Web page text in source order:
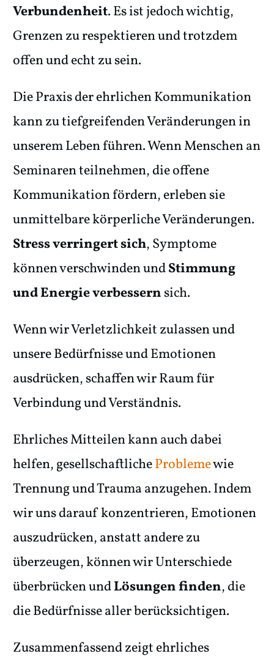
Verbundenheit. Es ist jedoch wichtig,
Grenzen zu respektieren und trotzdem
offen und echt zu sein.
Die Praxis der ehrlichen Kommunikation
kann zu tiefgreifenden Veränderungen in
unserem Leben führen. Wenn Menschen an
Seminaren teilnehmen, die offene
Kommunikation fördern, erleben sie
unmittelbare körperliche Veränderungen.
Stress verringert sich, Symptome
können verschwinden undStimmung
und Energie verbessernsich.
Wenn wir Verletzlichkeit zulassen und
unsere Bedürfnisse und Emotionen
ausdrücken, schaffen wir Raum für
Verbindung und Verständnis.
Ehrliches Mitteilen kann auch dabei
helfen, gesellschaftlicheProblemewie
Trennung und Trauma anzugehen. Indem
wir uns darauf konzentrieren, Emotionen
auszudrücken, anstatt andere zu
überzeugen, können wir Unterschiede
überbrücken undLösungen finden, die
die Bedürfnisse aller berücksichtigen.
Zusammenfassend zeigt ehrliches